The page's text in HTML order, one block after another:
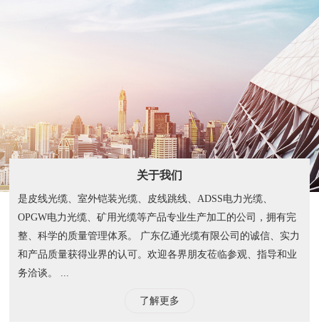
关于我们
是皮线光缆、室外铠装光缆、皮线跳线、ADSS电力光缆、
OPGW电力光缆、矿用光缆等产品专业生产加工的公司，拥有完
整、科学的质量管理体系。 广东亿通光缆有限公司的诚信、实力
和产品质量获得业界的认可。欢迎各界朋友莅临参观、指导和业
务洽谈。 ...
了解更多